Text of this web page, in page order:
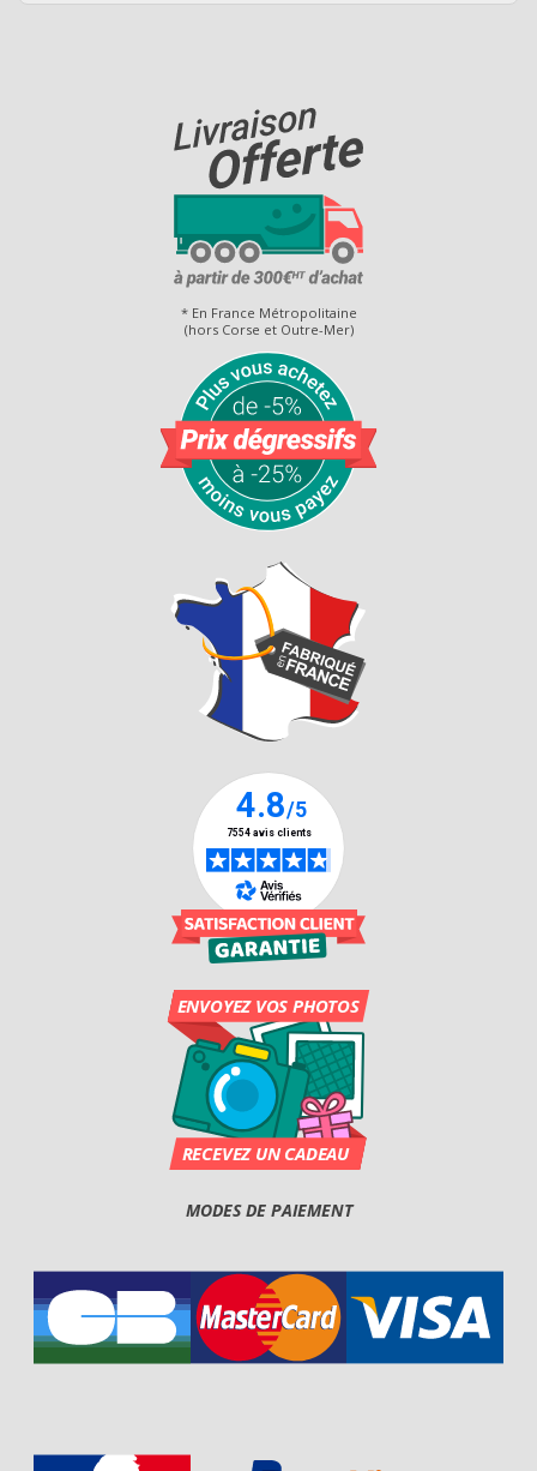
* En France Métropolitaine
(hors Corse et Outre-Mer)
MODES DE PAIEMENT